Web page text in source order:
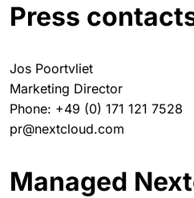
Press
Jos Poortvliet
Marketing Director
Phone: +49 (0) 171 121 7528
pr@nextcloud.com
Managed